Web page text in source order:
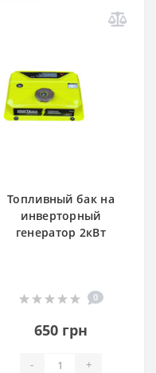
Топливный бак на
инверторный
генератор 2кВт
0
650 грн
- +